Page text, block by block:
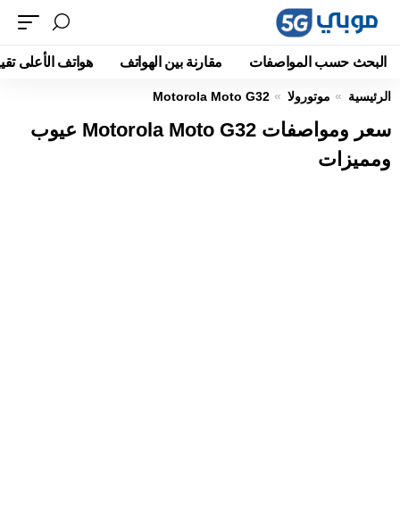
البحث حسب المواصفات مقارنة بين الهواتف هواتف الأعلى
الرئيسية موتورولا Motorola Moto G32
سعر ومواصفات Motorola Moto G32 عيوب
ومميزات